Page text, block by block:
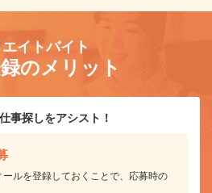
イトバイト
のメリット
事探しをアシスト！
ールを登録しておくことで、応募時の